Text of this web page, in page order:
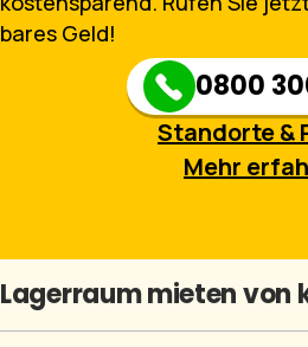
bares Geld!
0800
Standorte &
Mehr
Lagerraum mieten von